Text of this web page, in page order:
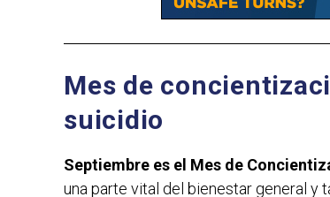
Mes de
suicidio
Septiembre es el Mes de
una parte vital del bienestar general y